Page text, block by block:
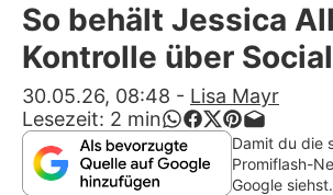
Stars
Filme & Serien
Lifestyle
Familie & Liebe
So behält Jessica
Kontrolle über
30.05.26, 08:48 - Lisa Mayr
Lesezeit: 2 min
Damit du die
Promiflash-
Google siehst.